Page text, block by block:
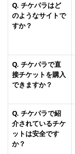
Q. チケパラはど
のようなサイトで
すか？
Q. チケパラで直
接チケットを購入
できますか？
Q. チケパラで紹
介されているチケ
ットは安全です
か？